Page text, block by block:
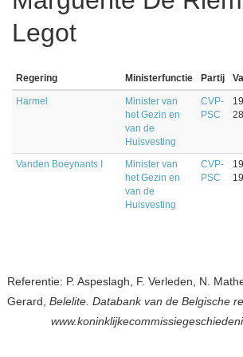
Legot
Regering Ministerfunctie Partij
Harmel
Minister van
het Gezin en
van de
Huisvesting
CVP-
PSC
28
Vanden Boeynants I
Minister van
het Gezin en
van de
Huisvesting
CVP-
PSC
19
Referentie: P. Aspeslagh, F. Verleden, N.
Gerard, Belelite. Databank van de Belgische